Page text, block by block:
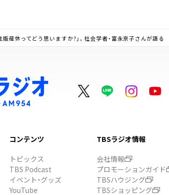
版産休ってどう思いますか?」。社会学者・富永京子さんが語る
コンテンツ
トピックス
TBS Podcast
イベント・グッズ
YouTube
TBSラジオ情報
会社情報
プロモーションガイド
TBSハウジング
TBSショッピング